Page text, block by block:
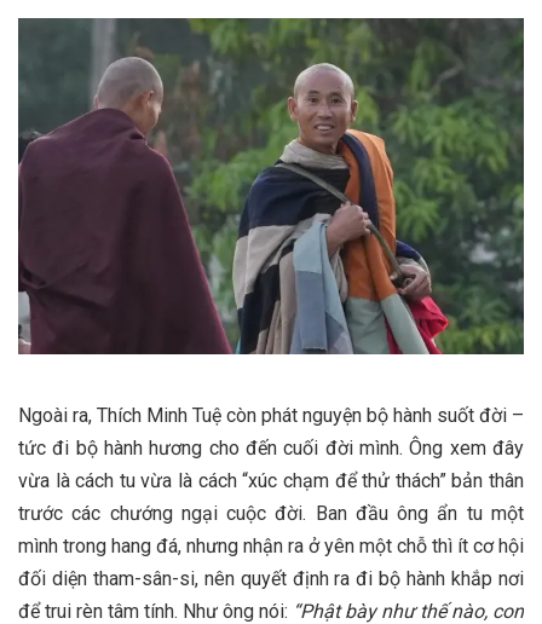
Ngoài ra, Thích Minh Tuệ còn phát nguyện bộ hành suốt đời –
tức đi bộ hành hương cho đến cuối đời mình​. Ông xem đây
vừa là cách tu vừa là cách “xúc chạm để thử thách” bản thân
trước các chướng ngại cuộc đời​. Ban đầu ông ẩn tu một
mình trong hang đá, nhưng nhận ra ở yên một chỗ thì ít cơ hội
đối diện tham-sân-si, nên quyết định ra đi bộ hành khắp nơi
để trui rèn tâm tính​. Như ông nói: “Phật bày như thế nào, con